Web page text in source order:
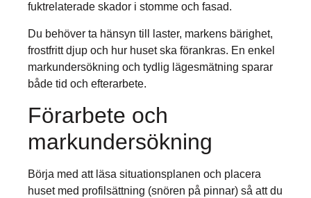
fuktrelaterade skador i stomme och fasad.
Du behöver ta hänsyn till laster, markens bärighet,
frostfritt djup och hur huset ska förankras. En enkel
markundersökning och tydlig lägesmätning sparar
både tid och efterarbete.
Förarbete och
markundersökning
Börja med att läsa situationsplanen och placera
huset med profilsättning (snören på pinnar) så att du